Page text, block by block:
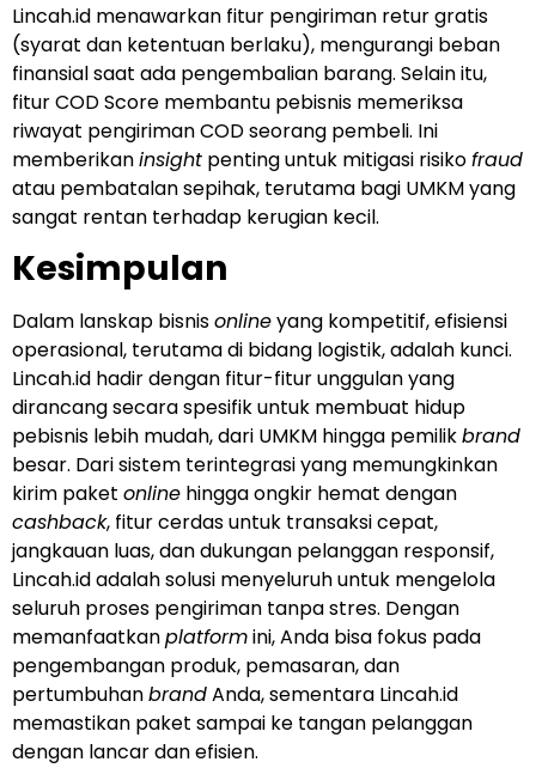
Lincah.id menawarkan fitur pengiriman retur gratis
(syarat dan ketentuan berlaku), mengurangi beban
finansial saat ada pengembalian barang. Selain itu,
fitur COD Score membantu pebisnis memeriksa
riwayat pengiriman COD seorang pembeli. Ini
memberikaninsight penting untuk mitigasi risikofraud
atau pembatalan sepihak, terutama bagi UMKM yang
sangat rentan terhadap kerugian kecil.
Kesimpulan
Dalam lanskap bisnisonlineyang kompetitif, efisiensi
operasional, terutama di bidang logistik, adalah kunci.
Lincah.id hadir dengan fitur-fitur unggulan yang
dirancang secara spesifik untuk membuat hidup
pebisnis lebih mudah, dari UMKM hingga pemilikbrand
besar. Dari sistem terintegrasi yang memungkinkan
kirim paket online hingga ongkir hemat dengan
cashback, fitur cerdas untuk transaksi cepat,
jangkauan luas, dan dukungan pelanggan responsif,
Lincah.id adalah solusi menyeluruh untuk mengelola
seluruh proses pengiriman tanpa stres. Dengan
memanfaatkanplatformini, Anda bisa fokus pada
pengembangan produk, pemasaran, dan
pertumbuhanbrandAnda, sementara Lincah.id
memastikan paket sampai ke tangan pelanggan
dengan lancar dan efisien.